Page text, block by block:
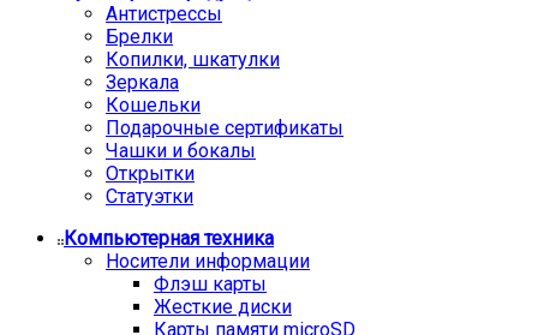
Антистрессы
Брелки
Копилки, шкатулки
Зеркала
Кошельки
Подарочные сертификаты
Чашки и бокалы
Открытки
Статуэтки
Компьютерная техника
Носители информации
Флэш карты
Жесткие диски
Карты памяти microSD